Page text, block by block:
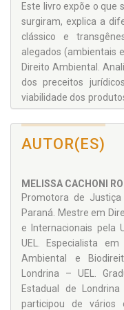
Este livro expõe o que
surgiram, explica a
clássico e
alegados (ambientais
Direito Ambiental.
dos preceitos
viabilidade dos
dos transgênicos
AUTOR(ES)
MELISSA CACHONI
Promotora de
Paraná. Mestre em
e Internacionais pela
UEL. Especialista
Ambiental e
Londrina – UEL.
Estadual de
participou de vários